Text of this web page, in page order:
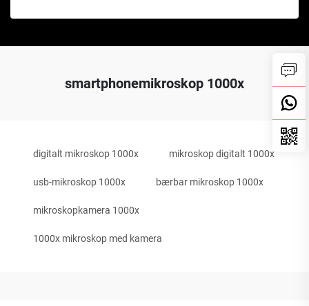
smartphonemikroskop 1000x
digitalt mikroskop 1000x mikroskop digitalt 1000x
usb-mikroskop 1000x bærbar mikroskop 1000x
mikroskopkamera 1000x
1000x mikroskop med kamera